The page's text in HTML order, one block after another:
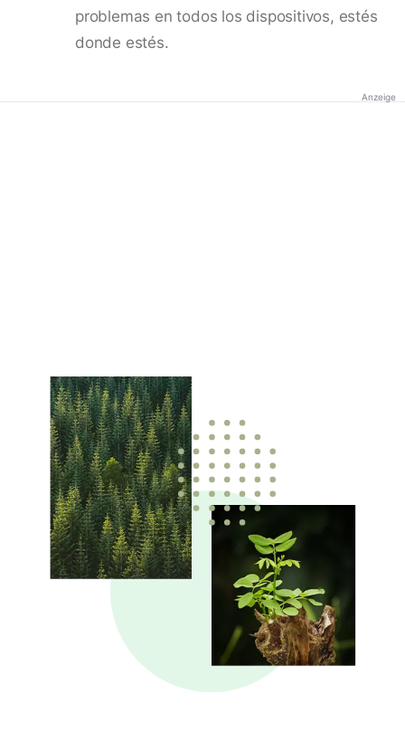
problemas en todos los dispositivos, estés
donde estés.
Anzeige